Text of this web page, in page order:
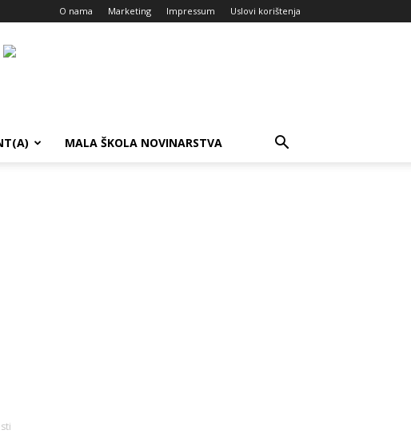
O nama Marketing Impressum Uslovi korištenja
MALA ŠKOLA NOVINARSTVA